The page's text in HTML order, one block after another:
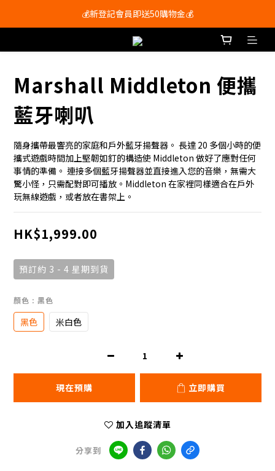
會員尊享購物滿$250即享免運費🚚
💰新登記會員即送50購物金💰
會員尊享購物滿$250即享免運費🚚
Marshall Middleton 便攜
藍牙喇叭
隨身攜帶最響亮的家庭和戶外藍牙揚聲器。 長達 20 多個小時的便
攜式遊戲時間加上堅韌如釘的構造使 Middleton 做好了應對任何
事情的準備。 連接多個藍牙揚聲器並直接進入您的音樂，無需大
驚小怪，只需配對即可播放。Middleton 在家裡同樣適合在戶外
玩無線遊戲，或者放在書架上。
HK$1,999.00
預訂約 3 - 4 星期到貨
顏色 : 黑色
黑色 米白色
現在預購 立即購買
加入追蹤清單
分享到